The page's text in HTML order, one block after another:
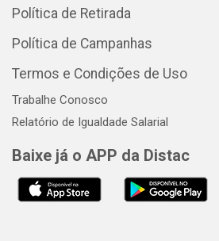
Política de Retirada
Política de Campanhas
Termos e Condições de Uso
Trabalhe Conosco
Relatório de Igualdade Salarial
Baixe já o APP da Distac